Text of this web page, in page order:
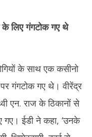
लिए गंगटोक गए थे
के साथ एक कसीनो
गंगटोक गए थे। वीरेंद्र
एन. राज के ठिकानों से
गए। ईडी ने कहा, ‘उनके